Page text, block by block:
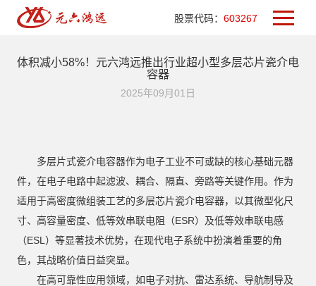
股票代码： 603267
体积减小58%！元六鸿远推出行业超小型多层芯片瓷介电
容器
2025年09月01日
多层片式瓷介电容器作为电子工业不可或缺的核心基础元器
件，在电子电路中起滤波、耦合、隔直、旁路等关键作用。作为
适用于高密度微组装工艺的多层芯片瓷介电容器，以其微型化尺
寸、高容量密度、低等效串联电阻（ESR）及低等效串联电感
（ESL）等显著技术优势，在现代电子系统中扮演着重要的角
色，其战略价值日益突显。
在高可靠性应用领域，如电子对抗、雷达系统、导航制导及